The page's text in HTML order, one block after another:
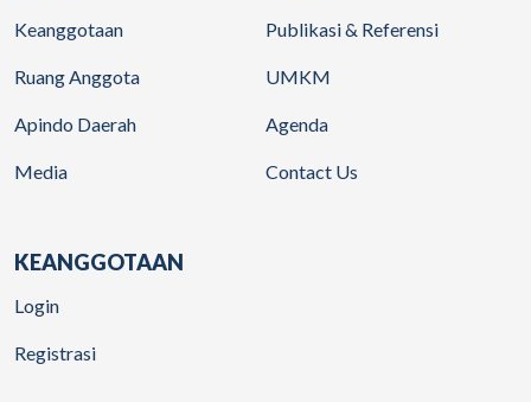
Keanggotaan
Ruang Anggota
Apindo Daerah
Media
Publikasi & Referensi
UMKM
Agenda
Contact Us
KEANGGOTAAN
Login
Registrasi